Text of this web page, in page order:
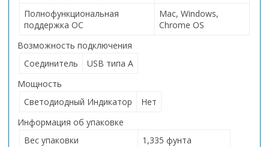
Полнофункциональная
поддержка ОС
Mac, Windows,
Chrome OS
Возможность подключения
Соединитель
USB типа A
Мощность
Светодиодный Индикатор
Нет
Информация об упаковке
Вес упаковки
1,335 фунта